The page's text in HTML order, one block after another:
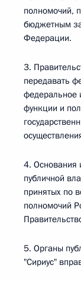
полномочий,
бюджетным
Федерации.
3.
передавать
федеральное
функции и
4. Основания
публичной
принятых по
полномочий
5. Органы
"Сириус"